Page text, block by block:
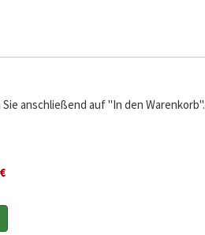
anschließend auf "In den Warenkorb".